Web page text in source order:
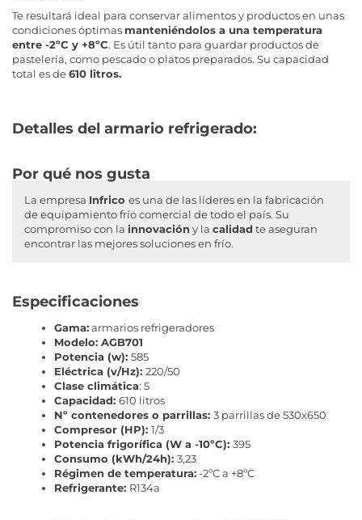
Te resultará ideal para conservar alimentos y productos en unas
condiciones óptimas manteniéndolos a una temperatura
entre -2ºC y +8ºC. Es útil tanto para guardar productos de
pastelería, como pescado o platos preparados. Su capacidad
total es de610 litros.
Detalles del armario refrigerado:
Por qué nos gusta
La empresa Infrico es una de las líderes en la fabricación
de equipamiento frío comercial de todo el país. Su
compromiso con la innovación y la calidad te aseguran
encontrar las mejores soluciones en frío.
Especificaciones
Gama:armarios refrigeradores
Modelo: AGB701
Potencia (w): 585
Eléctrica (v/Hz): 220/50
Clase climática: 5
Capacidad: 610 litros
Nº contenedores o parrillas: 3 parrillas de 530x650
Compresor (HP): 1/3
Potencia frigorífica (W a -10ºC): 395
Consumo (kWh/24h): 3,23
Régimen de temperatura:-2ºC a +8ºC
Refrigerante: R134a